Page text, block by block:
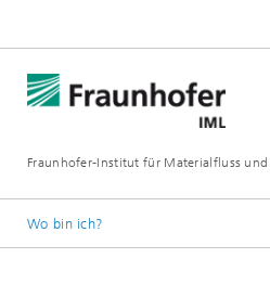
Fraunhofer-Institut für Materialfluss
Wo bin ich?